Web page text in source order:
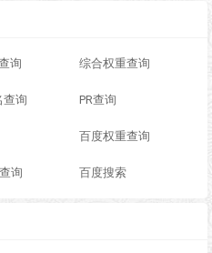
询 综合权重查询
查询 PR查询
百度权重查询
询 百度搜索